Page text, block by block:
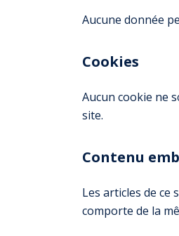
Aucune donnée
Cookies
Aucun cookie ne
site.
Contenu
Les articles de ce
comporte de la